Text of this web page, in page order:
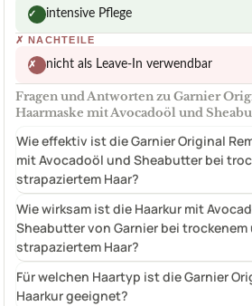
✓ intensive Pflege
✗ NACHTEILE
✗ nicht als Leave-In verwendbar
Fragen und Antworten zu Garnier
Haarmaske mit Avocadoöl und
Wie effektiv ist die Garnier Original
mit Avocadoöl und Sheabutter bei
strapaziertem Haar?
Wie wirksam ist die Haarkur mit
Sheabutter von Garnier bei trockenem
strapaziertem Haar?
Für welchen Haartyp ist die Garnier
Haarkur geeignet?